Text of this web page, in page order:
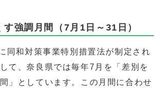
す強調月間（7月1日～31日）
同和対策事業特別措置法が制定され
て、奈良県では毎年7月を「差別を
」としています。この月間に合わせ